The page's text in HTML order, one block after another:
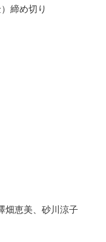
締め切り
畑恵美、砂川涼子